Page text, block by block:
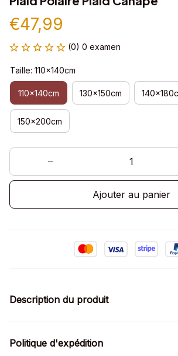
€47,99
(0) 0 examen
Taille: 110x140cm
110x140cm 130x150cm
150x200cm
Ajouter au panier
Description du produit
Politique d'expédition